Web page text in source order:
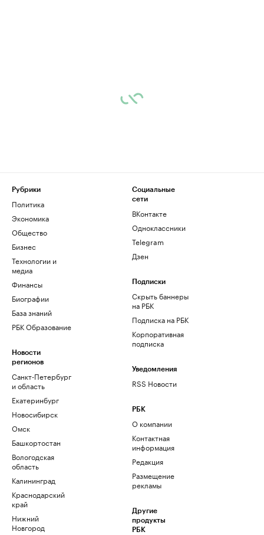
Рубрики
Политика
Экономика
Общество
Бизнес
Технологии и
медиа
Финансы
Биографии
База знаний
РБК Образование
Новости
регионов
Санкт-Петербург
и область
Екатеринбург
Новосибирск
Омск
Башкортостан
Вологодская
область
Калининград
Краснодарский
край
Нижний
Новгород
Социальные
сети
ВКонтакте
Одноклассники
Telegram
Дзен
Подписки
Скрыть баннеры
на РБК
Подписка на РБК
Корпоративная
подписка
Уведомления
RSS Новости
РБК
О компании
Контактная
информация
Редакция
Размещение
рекламы
Другие
продукты
РБК